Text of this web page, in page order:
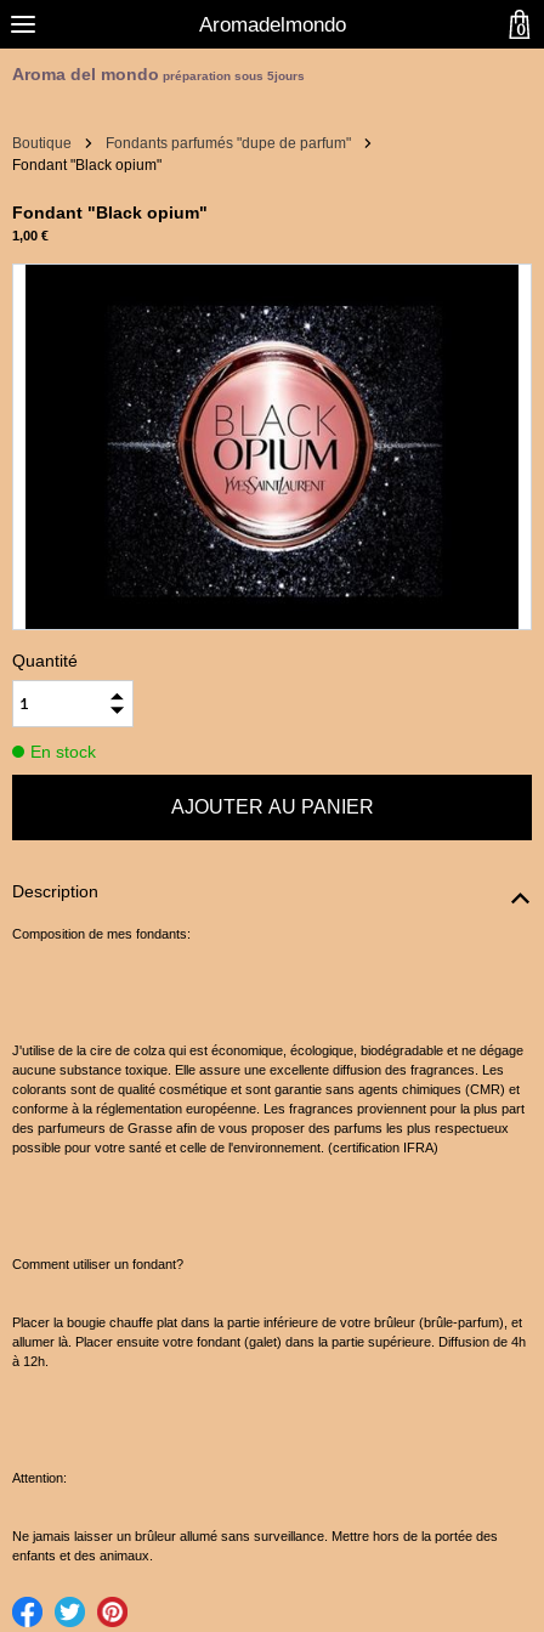
Aromadelmondo
Aroma del mondo préparation sous 5jours
Boutique
Fondants parfumés "dupe de parfum"
Fondant "Black opium"
Fondant "Black opium"
1,00 €
Quantité
En stock
Description
Composition de mes fondants:
J'utilise de la cire de colza qui est économique, écologique, biodégradable et ne dégage
aucune substance toxique. Elle assure une excellente diffusion des fragrances. Les
colorants sont de qualité cosmétique et sont garantie sans agents chimiques (CMR) et
conforme à la réglementation européenne. Les fragrances proviennent pour la plus part
des parfumeurs de Grasse afin de vous proposer des parfums les plus respectueux
possible pour votre santé et celle de l'environnement. (certification IFRA)
Comment utiliser un fondant?
Placer la bougie chauffe plat dans la partie inférieure de votre brûleur (brûle-parfum), et
allumer là. Placer ensuite votre fondant (galet) dans la partie supérieure. Diffusion de 4h
à 12h.
Attention:
Ne jamais laisser un brûleur allumé sans surveillance. Mettre hors de la portée des
enfants et des animaux.
0